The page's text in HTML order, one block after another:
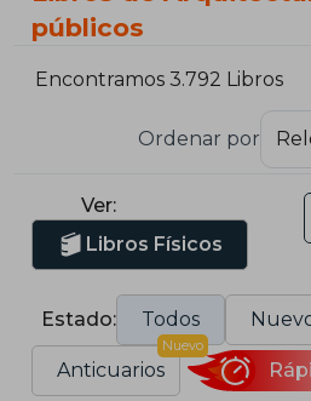
públicos
Encontramos 3.792 Libros
Ordenar por
Ver:
Libros Físicos
Estado: Todos
Anticuarios
Nuevo